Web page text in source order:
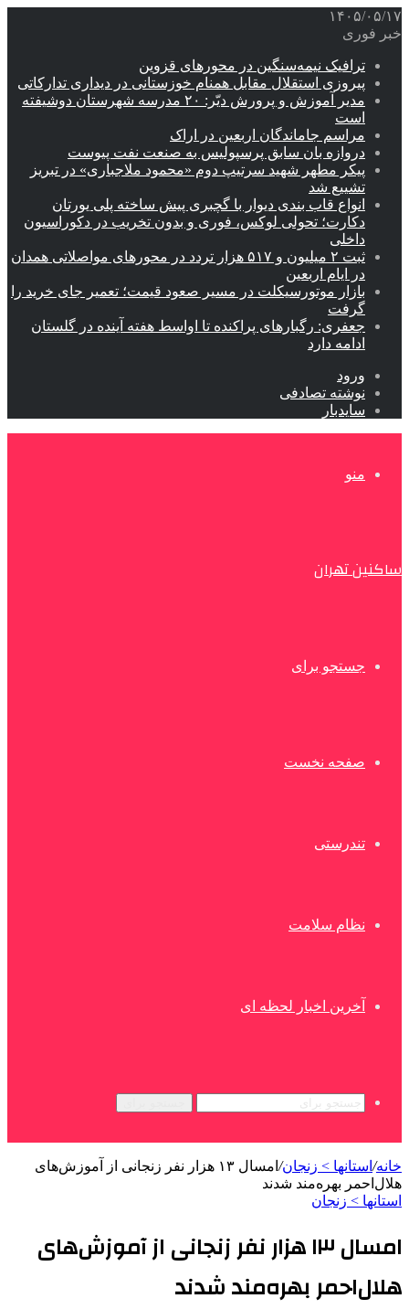
۱۴۰۵/۰۵/۱۷
خبر فوری
ترافیک نیمه‌سنگین در محورهای قزوین
پیروزی استقلال مقابل همنام خوزستانی در دیداری تدارکاتی
مدیر آموزش و پرورش دیّر: ۲۰ مدرسه شهرستان دوشیفته
است
مراسم جاماندگان اربعین در اراک
دروازه بان سابق پرسپولیس به صنعت نفت پیوست
پیکر مطهر شهید سرتیپ دوم «محمود ملاجباری» در تبریز
تشییع شد
انواع قاب بندی دیوار با گچبری پیش ساخته پلی یورتان
دکارت؛ تحولی لوکس، فوری و بدون تخریب در دکوراسیون
داخلی
ثبت ۲ میلیون و ۵۱۷ هزار تردد در محورهای مواصلاتی همدان
در ایام اربعین
بازار موتورسیکلت در مسیر صعود قیمت؛ تعمیر جای خرید را
گرفت
جعفری: رگبارهای پراکنده تا اواسط هفته آینده در گلستان
ادامه دارد
ورود
نوشته تصادفی
سایدبار
منو
ساکنین تهران
جستجو برای
صفحه نخست
تندرستی
نظام سلامت
آخرین اخبار لحظه ای
خانه/ استانها > زنجان/
امسال ۱۳ هزار نفر زنجانی از آموزش‌های
هلال‌احمر بهره‌مند شدند
استانها > زنجان
امسال ۱۳ هزار نفر زنجانی از آموزش‌های
هلال‌احمر بهره‌مند شدند